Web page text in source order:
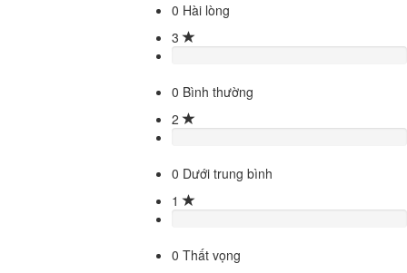
0 Hài lòng
3
0 Bình thường
2
0 Dưới trung bình
1
0 Thất vọng